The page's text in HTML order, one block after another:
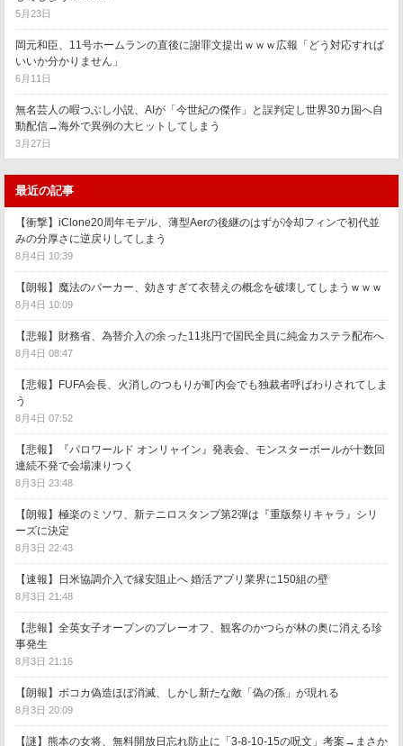
5月23日
岡元和臣、11号ホームランの直後に謝罪文提出ｗｗｗ広報「どう対応すれば
いいか分かりません」
6月11日
無名芸人の暇つぶし小説、AIが「今世紀の傑作」と誤判定し世界30カ国へ自
動配信→海外で異例の大ヒットしてしまう
3月27日
最近の記事
【衝撃】iClone20周年モデル、薄型Aerの後継のはずが冷却フィンで初代並
みの分厚さに逆戻りしてしまう
8月4日 10:39
【朗報】魔法のパーカー、効きすぎて衣替えの概念を破壊してしまうｗｗｗ
8月4日 10:09
【悲報】財務省、為替介入の余った11兆円で国民全員に純金カステラ配布へ
8月4日 08:47
【悲報】FUFA会長、火消しのつもりが町内会でも独裁者呼ばわりされてしま
う
8月4日 07:52
【悲報】『パロワールド オンリャイン』発表会、モンスターボールが十数回
連続不発で会場凍りつく
8月3日 23:48
【朗報】極楽のミソワ、新テニロスタンプ第2弾は『重版祭りキャラ』シリ
ーズに決定
8月3日 22:43
【速報】日米協調介入で縁安阻止へ 婚活アプリ業界に150組の壁
8月3日 21:48
【悲報】全英女子オープンのプレーオフ、観客のかつらが林の奥に消える珍
事発生
8月3日 21:16
【朗報】ポコカ偽造ほぼ消滅、しかし新たな敵「偽の孫」が現れる
8月3日 20:09
【謎】熊本の女将、無料開放日忘れ防止に「3-8-10-15の呪文」考案→まさか